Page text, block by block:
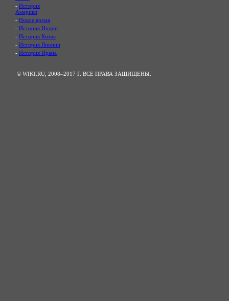
- История
Америки
- Новое время
- История Индии
- История Китая
- История Японии
- История Ирана
© WIKI.RU, 2008–2017 Г. ВСЕ ПРАВА ЗАЩИЩЕНЫ.